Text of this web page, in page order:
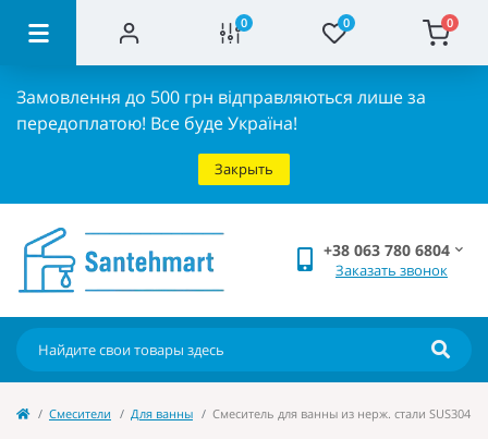
0 0 0
Замовлення до 500 грн відправляються лише за
передоплатою! Все буде Україна!
Закрыть
+38 063 780 6804
Заказать звонок
Cмесители Для ванны Смеситель для ванны из нерж. стали SUS304